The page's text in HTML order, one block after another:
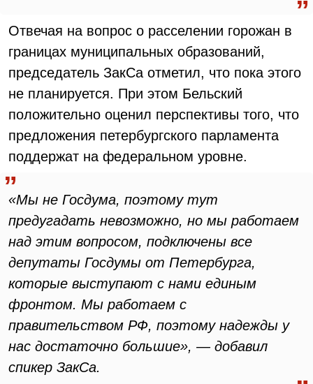
Отвечая на вопрос о расселении горожан в
границах муниципальных образований,
председатель ЗакСа отметил, что пока этого
не планируется. При этом Бельский
положительно оценил перспективы того, что
предложения петербургского парламента
поддержат на федеральном уровне.
«Мы не Госдума, поэтому тут
предугадать невозможно, но мы работаем
над этим вопросом, подключены все
депутаты Госдумы от Петербурга,
которые выступают с нами единым
фронтом. Мы работаем с
правительством РФ, поэтому надежды у
нас достаточно большие», — добавил
спикер ЗакСа.